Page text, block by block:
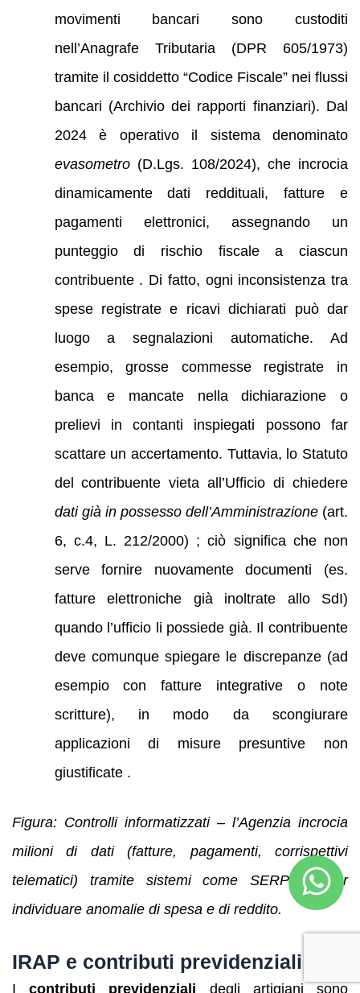
movimenti bancari sono custoditi
nell’Anagrafe Tributaria (DPR 605/1973)
tramite il cosiddetto “Codice Fiscale” nei flussi
bancari (Archivio dei rapporti finanziari). Dal
2024 è operativo il sistema denominato
evasometro(D.Lgs. 108/2024), che incrocia
dinamicamente dati reddituali, fatture e
pagamenti elettronici, assegnando un
punteggio di rischio fiscale a ciascun
contribuente . Di fatto, ogni inconsistenza tra
spese registrate e ricavi dichiarati può dar
luogo a segnalazioni automatiche. Ad
esempio, grosse commesse registrate in
banca e mancate nella dichiarazione o
prelievi in contanti inspiegati possono far
scattare un accertamento. Tuttavia, lo Statuto
del contribuente vieta all’Ufficio di chiedere
dati già in possesso dell’Amministrazione(art.
6, c.4, L. 212/2000) ; ciò significa che non
serve fornire nuovamente documenti (es.
fatture elettroniche già inoltrate allo SdI)
quando l’ufficio li possiede già. Il contribuente
deve comunque spiegare le discrepanze (ad
esempio con fatture integrative o note
scritture), in modo da scongiurare
applicazioni di misure presuntive non
giustificate .
Figura: Controlli informatizzati – l’Agenzia incrocia
milioni di dati (fatture, pagamenti, corrispettivi
telematici) tramite sistemi come SERPICO per
individuare anomalie di spesa e di reddito.
IRAP e contributi previdenziali
Icontributi previdenziali degli artigiani sono